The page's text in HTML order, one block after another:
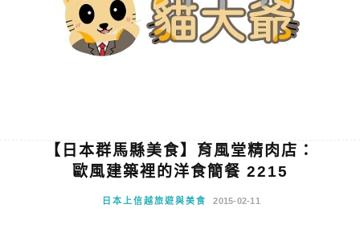
【日本群馬縣美食】育風堂精肉店：
歐風建築裡的洋食簡餐 2215
日本上信越旅遊與美食 2015-02-11